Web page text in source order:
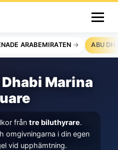
ARABEMIRATEN ABU
Marina
från tre biluthyrare.
omgivningarna i din egen
vid upphämtning.